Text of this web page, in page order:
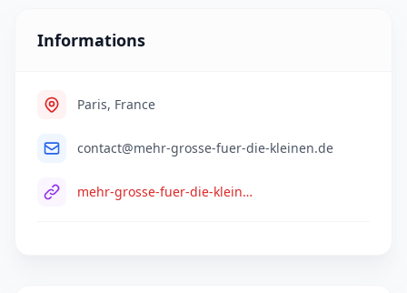
Informations
Paris, France
contact@mehr-grosse-fuer-die-kleinen.de
mehr-grosse-fuer-die-kleinen.de